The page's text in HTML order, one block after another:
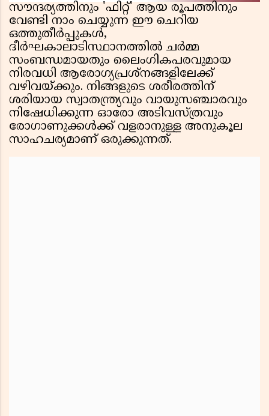
സൗന്ദര്യത്തിനും 'ഫിറ്റ്' ആയ രൂപത്തിനും
വേണ്ടി നാം ചെയ്യുന്ന ഈ ചെറിയ
ഒത്തുതീർപ്പുകൾ,
ദീർഘകാലാടിസ്ഥാനത്തിൽ ചർമ്മ
സംബന്ധമായതും ലൈംഗികപരവുമായ
നിരവധി ആരോഗ്യപ്രശ്നങ്ങളിലേക്ക്
വഴിവയ്ക്കും. നിങ്ങളുടെ ശരീരത്തിന്
ശരിയായ സ്വാതന്ത്ര്യവും വായുസഞ്ചാരവും
നിഷേധിക്കുന്ന ഓരോ അടിവസ്ത്രവും
രോഗാണുക്കൾക്ക് വളരാനുള്ള അനുകൂല
സാഹചര്യമാണ് ഒരുക്കുന്നത്.